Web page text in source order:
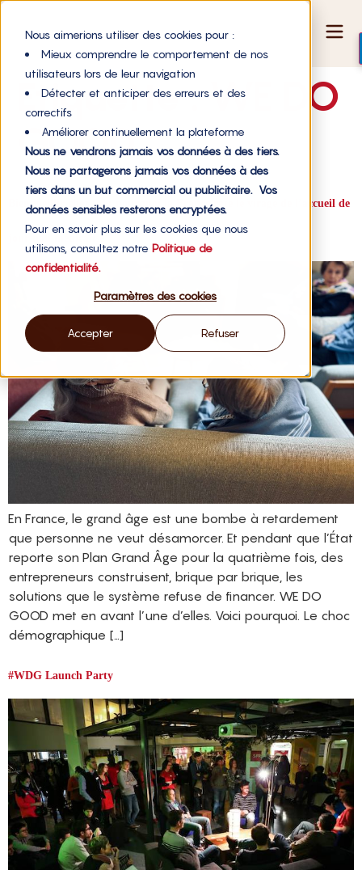
Nous aimerions utiliser des cookies pour :
Mieux comprendre le comportement de nos
utilisateurs lors de leur navigation
Détecter et anticiper des erreurs et des
correctifs
Améliorer continuellement la plateforme
Nous ne vendrons jamais vos données à des tiers.
Nous ne partagerons jamais vos données à des
tiers dans un but commercial ou publicitaire. Vos
données sensibles resterons encryptées.
Pour en savoir plus sur les cookies que nous
utilisons, consultez notre Politique de
confidentialité.
Paramètres des cookies
Accepter Refuser
Étiquette :WE DO
GOOD
Bien vieillir chez soi : pourquoi la France rate le virage de l’accueil de
jour non médicalisé
En France, le grand âge est une bombe à retardement
que personne ne veut désamorcer. Et pendant que l’État
reporte son Plan Grand Âge pour la quatrième fois, des
entrepreneurs construisent, brique par brique, les
solutions que le système refuse de financer. WE DO
GOOD met en avant l’une d’elles. Voici pourquoi. Le choc
démographique […]
#WDG Launch Party